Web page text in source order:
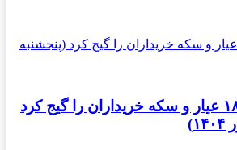
قیمت امروز طلای ۱۸ عیار و سکه خریداران را گیج کرد (پنجشنبه
قیمت امروز طلای ۱۸ عیار و سکه خریداران را گیج کرد